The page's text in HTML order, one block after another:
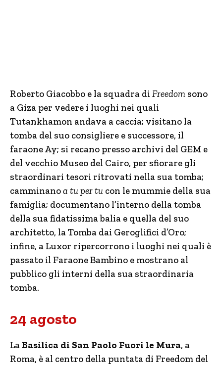
Roberto Giacobbo e la squadra di Freedom sono
a Giza per vedere i luoghi nei quali
Tutankhamon andava a caccia; visitano la
tomba del suo consigliere e successore, il
faraone Ay; si recano presso archivi del GEM e
del vecchio Museo del Cairo, per sfiorare gli
straordinari tesori ritrovati nella sua tomba;
camminanoa tu per tu con le mummie della sua
famiglia; documentano l’interno della tomba
della sua fidatissima balia e quella del suo
architetto, la Tomba dai Geroglifici d’Oro;
infine, a Luxor ripercorrono i luoghi nei quali è
passato il Faraone Bambino e mostrano al
pubblico gli interni della sua straordinaria
tomba.
24 agosto
LaBasilica di San Paolo Fuori le Mura, a
Roma, è al centro della puntata di Freedom del